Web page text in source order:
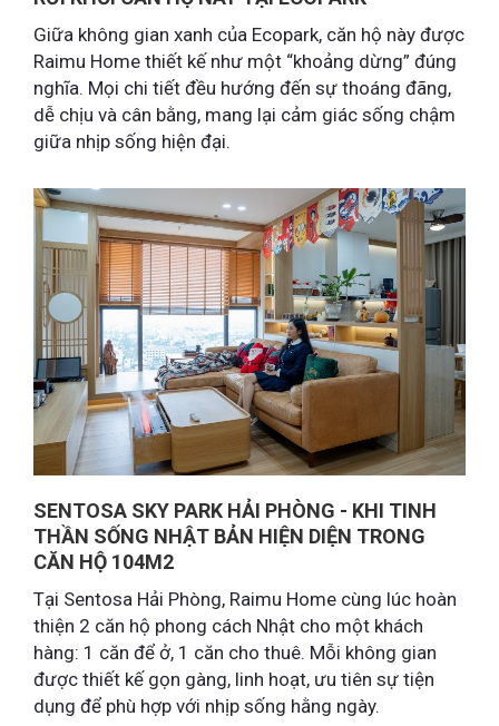
Giữa không gian xanh của Ecopark, căn hộ này được
Raimu Home thiết kế như một “khoảng dừng” đúng
nghĩa. Mọi chi tiết đều hướng đến sự thoáng đãng,
dễ chịu và cân bằng, mang lại cảm giác sống chậm
giữa nhịp sống hiện đại.
SENTOSA SKY PARK HẢI PHÒNG - KHI TINH
THẦN SỐNG NHẬT BẢN HIỆN DIỆN TRONG
CĂN HỘ 104M2
Tại Sentosa Hải Phòng, Raimu Home cùng lúc hoàn
thiện 2 căn hộ phong cách Nhật cho một khách
hàng: 1 căn để ở, 1 căn cho thuê. Mỗi không gian
được thiết kế gọn gàng, linh hoạt, ưu tiên sự tiện
dụng để phù hợp với nhịp sống hằng ngày.